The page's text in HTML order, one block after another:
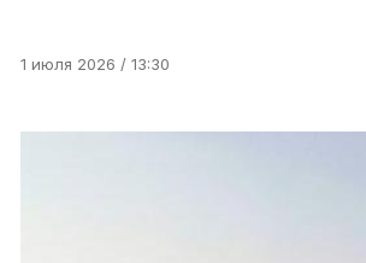
1 июля 2026 / 13:30